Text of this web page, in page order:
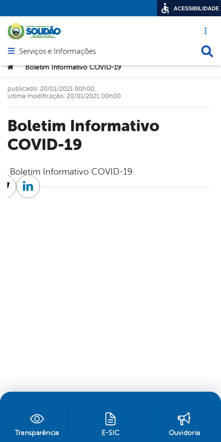
Acesso
Abrir menu principal de navegação
Serviços e Informações
Você está aqui:
> Boletim Informativo COVID-19
Boletim Informativo
COVID-19
publicado: 20/01/2021 00h00,
última modificação: 20/01/2021 00h00
Boletim Informativo COVID-19.
TwitterLinkedin
Transparência E-SIC Ouvidoria
ACESSIBILIDADE